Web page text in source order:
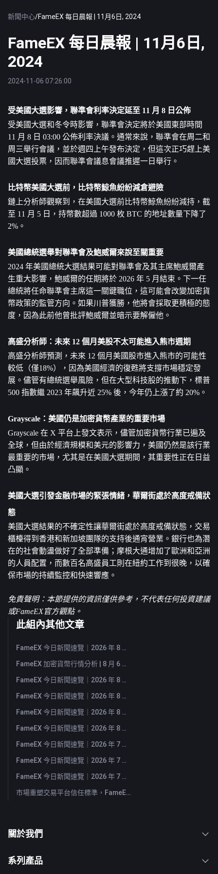
新聞中心/FameEX 每日晨報 | 11月6日, 2024
FameEX 每日晨報 | 11月6日,
2024
2024-11-06 07:26:00
受美國大選影響，聯準會利率決定延至 11 月 8 日公佈
受美國大選和冬令時影響，聯準會決定將於美國東部時間
11 月 8 日 03:00 公佈利率決議。通常來說，聯準會在周二和
周三舉行會議，並於週四上午發布決定，但這次正巧趕上美
國大選投票，因而聯準會議息會議推遲一日舉行。
比特幣美國大選前，比特幣鯨魚紛紛減倉避險
鏈上分析師觀察到，在美國大選前比特幣鯨魚紛紛減持，截
至 11 月 5 日，持幣數超過 1000 枚 BTC 的地址數量下降了
2%。
美國總統選舉對聯準會及鮑威爾來說至關重要
2024 年美國總統大選結果可能對聯準會及其主席鮑威爾產
生重大影響，鮑威爾的任期將於 2026 年 5 月結束。下一任
總統將任命聯準會主席這一關鍵職位，這可能會改變加密貨
幣政策的監管方向。如果川普獲勝，他將會採取更積極的態
度，因為此前他曾批評鮑威爾並暗示要解僱他。
高盛分析師：未來 12 個月美股不太可能進入熊市週期
高盛分析師預測，未來 12 個月美國股市進入熊市的可能性
較低（僅18%），因為美國經濟的復甦將支撐市場穩定發
展。儘管有總統選舉風險，但在大型科技股的推動下，標普
500 指數繼 2023 年飆升近 25% 後，今年仍上漲了約 20%。
Grayscale：美國仍是加密貨幣產業的重要市場
Grayscale 在 X 平台上發文表示，儘管加密貨幣行業已遍及
全球，但由於經濟規模和美元的影響力，美國仍然是該行業
最重要的市場，尤其是在美國大選期間，其重要性正在日益
凸顯。
美國大選引發金融市場的緊張情緒，華爾街處於高度戒備狀
態
美國大選結果的不確定性讓華爾街處於高度戒備狀態，交易
櫃檯得到香港和新加坡團隊的支持後通宵營業。銀行也為潛
在的社會動盪做好了全部準備；摩根大通增加了歐洲和亞洲
的人員配置，而數百名高盛員工則在紐約工作到很晚，以確
保市場的持續監控和快速響應。
免責聲明：本節提供的資訊僅供參考，不代表任何投資建議
或FameEX官方觀點。
此組內其他文章
FameEX 今日新聞速覽｜2026 年 8 月 7 日
FameEX 加密貨幣行情分析 | 8 月 6 日, 2026
FameEX 今日新聞速覽｜2026 年 8 月 6 日
FameEX 今日新聞速覽｜2026 年 8 月 5 日
FameEX 今日新聞速覽｜2026 年 8 月 4 日
FameEX 今日新聞速覽｜2026 年 8 月 3 日
FameEX 今日新聞速覽｜2026 年 7 月 31 日
FameEX 今日新聞速覽｜2026 年 7 月 30 日
FameEX 今日新聞速覽｜2026 年 7 月 29 日
市場重塑交易平台信任標準，FameEX 以八年穩健營運持續服務全球用戶
關於我們
系列產品